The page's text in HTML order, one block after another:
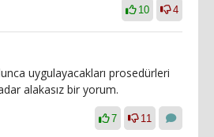
10 4
uygulayacakları prosedürleri
alakasız bir yorum.
7 11